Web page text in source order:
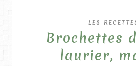
LES
Brochettes
laurier,